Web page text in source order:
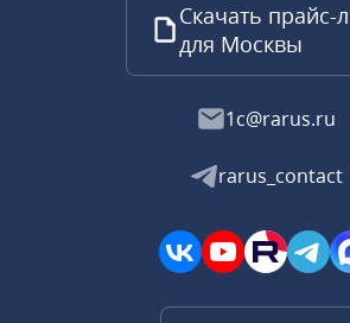
Скачать прайс-
для Москвы
1c@rarus.ru
rarus_contact